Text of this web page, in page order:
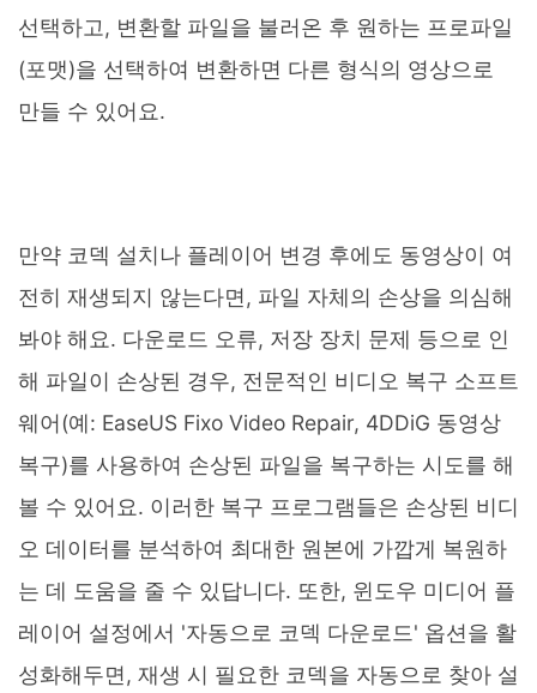
선택하고, 변환할 파일을 불러온 후 원하는 프로파일
(포맷)을 선택하여 변환하면 다른 형식의 영상으로
만들 수 있어요.
만약 코덱 설치나 플레이어 변경 후에도 동영상이 여
전히 재생되지 않는다면, 파일 자체의 손상을 의심해
봐야 해요. 다운로드 오류, 저장 장치 문제 등으로 인
해 파일이 손상된 경우, 전문적인 비디오 복구 소프트
웨어(예: EaseUS Fixo Video Repair, 4DDiG 동영상
복구)를 사용하여 손상된 파일을 복구하는 시도를 해
볼 수 있어요. 이러한 복구 프로그램들은 손상된 비디
오 데이터를 분석하여 최대한 원본에 가깝게 복원하
는 데 도움을 줄 수 있답니다. 또한, 윈도우 미디어 플
레이어 설정에서 '자동으로 코덱 다운로드' 옵션을 활
성화해두면, 재생 시 필요한 코덱을 자동으로 찾아 설